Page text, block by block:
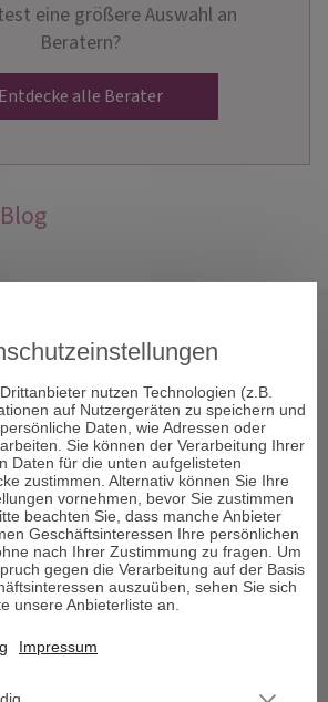
eine größere Auswahl an
Beratern?
Entdecke alle Berater
Tarot & Kartenlegen
& Horoskope
& Channeling
Lebensberatung
& Partnerschaft
Beruf & Karriere
Sonstige Bereiche
Berater werden
Impressum
AGB
nutzen Technologien (z.B.
auf Nutzergeräten zu speichern und
Daten, wie Adressen oder
Sie können der Verarbeitung Ihrer
Daten für die unten aufgelisteten
zustimmen. Alternativ können Sie Ihre
vornehmen, bevor Sie zustimmen
beachten Sie, dass manche Anbieter
Geschäftsinteressen Ihre persönlichen
nach Ihrer Zustimmung zu fragen. Um
gegen die Verarbeitung auf der Basis
auszuüben, sehen Sie sich
unsere Anbieterliste an.
Impressum